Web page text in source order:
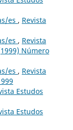
es , Revista
es , Revista
Número
es , Revista
Estudos
Estudos